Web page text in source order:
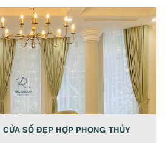
SỔ ĐẸP HỢP PHONG THỦY